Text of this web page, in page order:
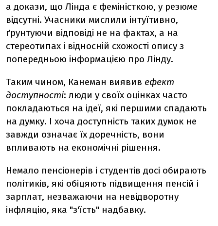
а докази, що Лінда є феміністкою, у резюме
відсутні. Учасники мислили інтуїтивно,
ґрунтуючи відповіді не на фактах, а на
стереотипах і відносній схожості опису з
попередньою інформацією про Лінду.
Таким чином, Канеман виявив ефект
доступності: люди у своїх оцінках часто
покладаються на ідеї, які першими спадають
на думку. І хоча доступність таких думок не
завжди означає їх доречність, вони
впливають на економічні рішення.
Немало пенсіонерів і студентів досі обирають
політиків, які обіцяють підвищення пенсій і
зарплат, незважаючи на невідворотну
інфляцію, яка "з'їсть" надбавку.